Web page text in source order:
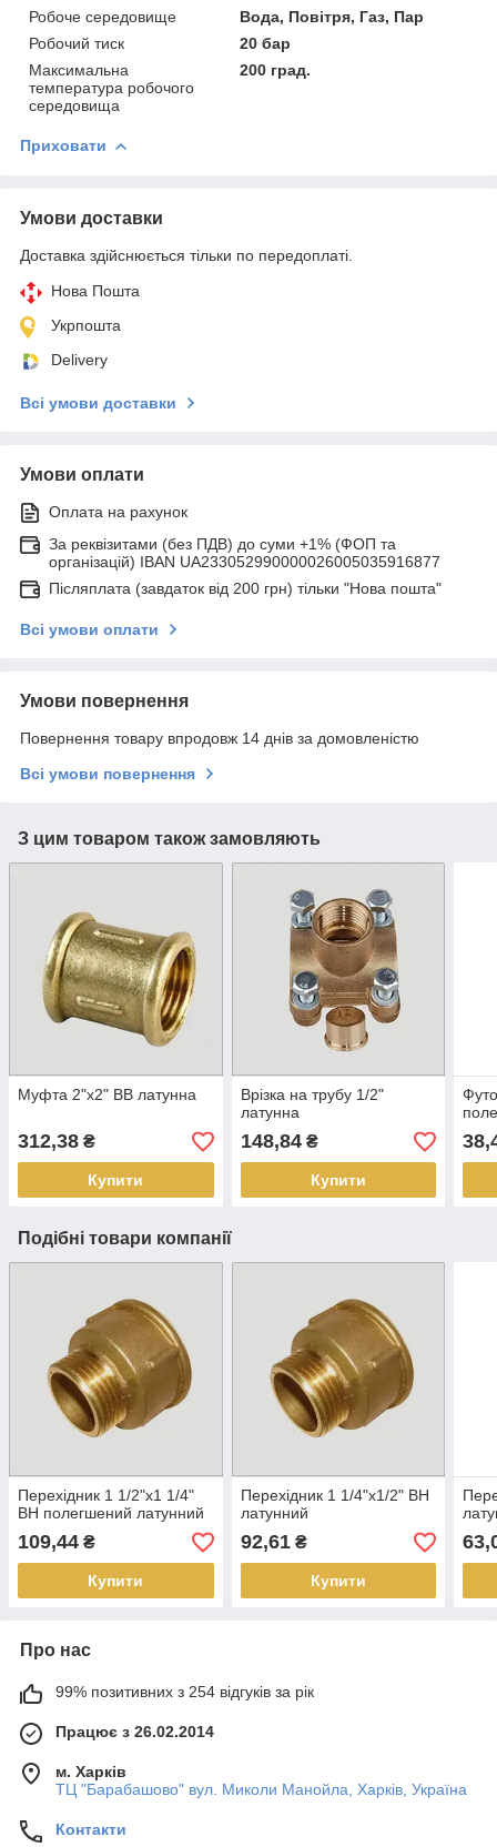
Робоче середовище
Вода, Повітря, Газ, Пар
Робочий тиск
20 бар
Максимальна
температура робочого
середовища
200 град.
Приховати
Умови доставки
Доставка здійснюється тільки по передоплаті.
Нова Пошта
Укрпошта
Delivery
Всі умови доставки
Умови оплати
Оплата на рахунок
За реквізитами (без ПДВ) до суми +1% (ФОП та
організацій) IBAN UA233052990000026005035916877
Післяплата (завдаток від 200 грн) тільки "Нова пошта"
Всі умови оплати
Умови повернення
Повернення товару впродовж 14 днів за домовленістю
Всі умови повернення
З цим товаром також замовляють
Муфта 2"х2" ВВ латунна
312,38 ₴
Купити
Врізка на трубу 1/2"
латунна
148,84₴
Купити
Подібні товари компанії
Перехідник 1 1/2"х1 1/4"
ВН полегшений латунний
109,44 ₴
Купити
Перехідник 1 1/4"х1/2" ВН
латунний
92,61₴
Купити
Про нас
99% позитивних з 254 відгуків за рік
Працює з 26.02.2014
м. Харків
ТЦ "Барабашово" вул. Миколи Манойла, Харків, Україна
Контакти